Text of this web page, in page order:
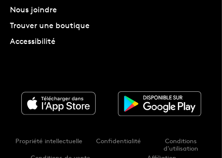
Nous joindre
Trouver une boutique
Accessibilité
Propriété intellectuelle Confidentialité
Conditions
d'utilisation